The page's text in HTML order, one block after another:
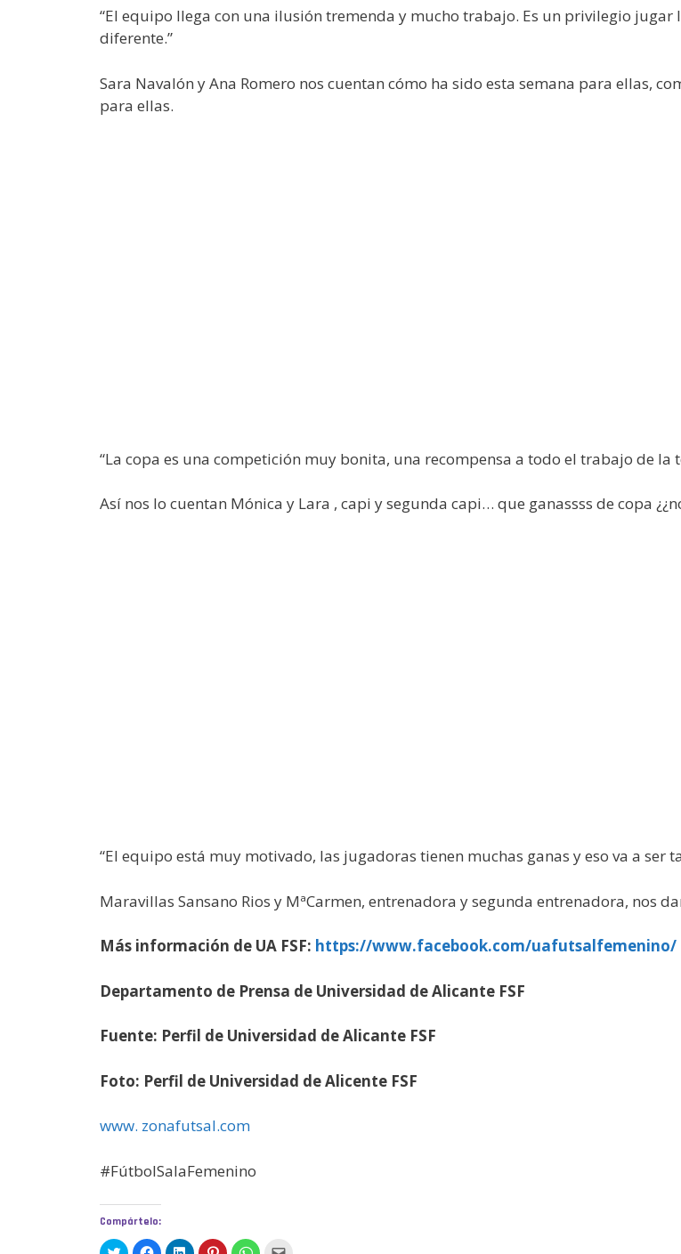
“El equipo llega con una ilusión tremenda y mucho trabajo. Es un privilegio jugar
diferente.”
Sara Navalón y Ana Romero nos cuentan cómo ha sido esta semana para ellas,
para ellas.
“La copa es una competición muy bonita, una recompensa a todo el trabajo de la
Así nos lo cuentan Mónica y Lara , capi y segunda capi… que ganassss de copa
“El equipo está muy motivado, las jugadoras tienen muchas ganas y eso va a
Maravillas Sansano Rios y MªCarmen, entrenadora y segunda entrenadora, nos
Más información de UA FSF: https://www.facebook.com/uafutsalfemenino/
Departamento de Prensa de Universidad de Alicante FSF
Fuente: Perfil de Universidad de Alicante FSF
Foto: Perfil de Universidad de Alicente FSF
www. zonafutsal.com
#FútbolSalaFemenino
Compártelo:
H H H H H